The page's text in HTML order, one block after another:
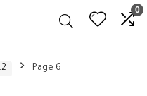
0
Page 6